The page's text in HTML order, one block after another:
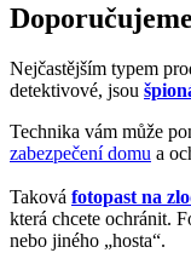
Doporučujeme
Nejčastějším typem
detektivové, jsou
Technika vám může
zabezpečení domu a
Taková fotopast na
která chcete ochránit.
nebo jiného „hosta“.